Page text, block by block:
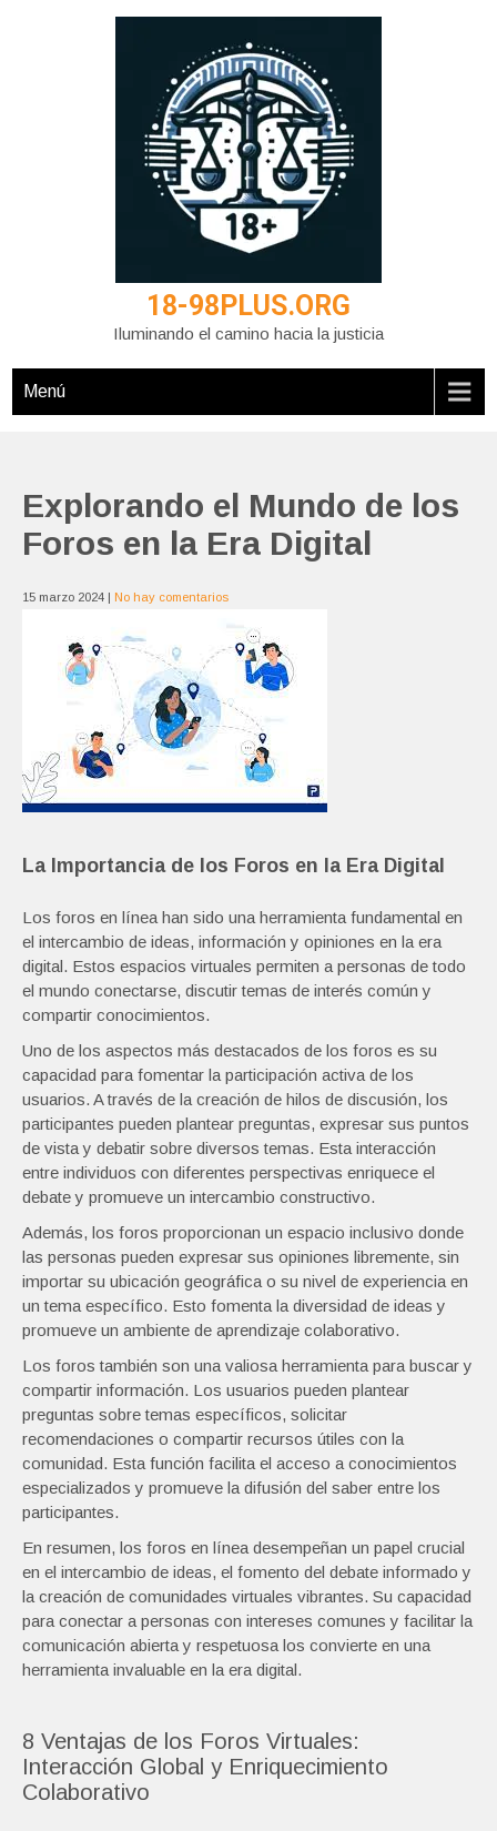
18-98PLUS.ORG
Iluminando el camino hacia la justicia
Menú
Explorando el Mundo de los
Foros en la Era Digital
15 marzo 2024 | No hay comentarios
La Importancia de los Foros en la Era Digital
Los foros en línea han sido una herramienta fundamental en
el intercambio de ideas, información y opiniones en la era
digital. Estos espacios virtuales permiten a personas de todo
el mundo conectarse, discutir temas de interés común y
compartir conocimientos.
Uno de los aspectos más destacados de los foros es su
capacidad para fomentar la participación activa de los
usuarios. A través de la creación de hilos de discusión, los
participantes pueden plantear preguntas, expresar sus puntos
de vista y debatir sobre diversos temas. Esta interacción
entre individuos con diferentes perspectivas enriquece el
debate y promueve un intercambio constructivo.
Además, los foros proporcionan un espacio inclusivo donde
las personas pueden expresar sus opiniones libremente, sin
importar su ubicación geográfica o su nivel de experiencia en
un tema específico. Esto fomenta la diversidad de ideas y
promueve un ambiente de aprendizaje colaborativo.
Los foros también son una valiosa herramienta para buscar y
compartir información. Los usuarios pueden plantear
preguntas sobre temas específicos, solicitar
recomendaciones o compartir recursos útiles con la
comunidad. Esta función facilita el acceso a conocimientos
especializados y promueve la difusión del saber entre los
participantes.
En resumen, los foros en línea desempeñan un papel crucial
en el intercambio de ideas, el fomento del debate informado y
la creación de comunidades virtuales vibrantes. Su capacidad
para conectar a personas con intereses comunes y facilitar la
comunicación abierta y respetuosa los convierte en una
herramienta invaluable en la era digital.
8 Ventajas de los Foros Virtuales:
Interacción Global y Enriquecimiento
Colaborativo